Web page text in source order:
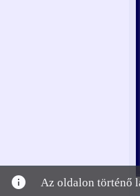
info
Az oldalon történő